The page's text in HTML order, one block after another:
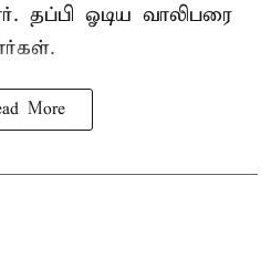
ஓடிய வாலிபரை
More